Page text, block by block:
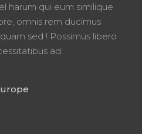
harum qui eum similique
omnis rem ducimus
sed ! Possimus libero
ad.